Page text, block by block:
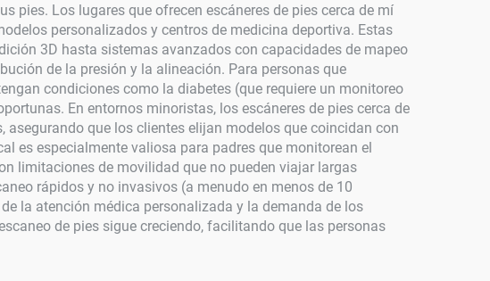
pies. Los lugares que ofrecen escáneres de pies cerca de mí
personalizados y centros de medicina deportiva. Estas
3D hasta sistemas avanzados con capacidades de mapeo
de la presión y la alineación. Para personas que
condiciones como la diabetes (que requiere un monitoreo
En entornos minoristas, los escáneres de pies cerca de
que los clientes elijan modelos que coincidan con
es especialmente valiosa para padres que monitorean el
limitaciones de movilidad que no pueden viajar largas
rápidos y no invasivos (a menudo en menos de 10
la atención médica personalizada y la demanda de los
de pies sigue creciendo, facilitando que las personas